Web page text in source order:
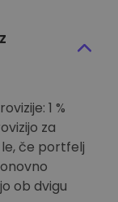
1 %
za
če portfelj
ob dvigu